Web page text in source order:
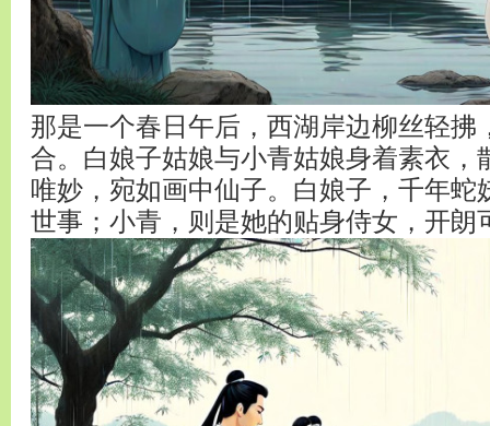
那是一个春日午后，西湖岸边柳丝轻拂
合。白娘子姑娘与小青姑娘身着素衣，
唯妙，宛如画中仙子。白娘子，千年蛇
世事；小青，则是她的贴身侍女，开朗